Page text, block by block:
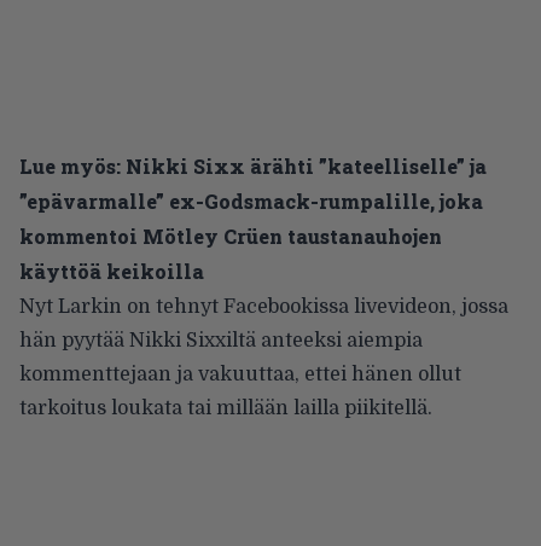
Lue myös: Nikki Sixx ärähti ”kateelliselle” ja
”epävarmalle” ex-Godsmack-rumpalille, joka
kommentoi Mötley Crüen taustanauhojen
käyttöä keikoilla
Nyt Larkin on tehnyt Facebookissa livevideon, jossa
hän pyytää Nikki Sixxiltä anteeksi aiempia
kommenttejaan ja vakuuttaa, ettei hänen ollut
tarkoitus loukata tai millään lailla piikitellä.